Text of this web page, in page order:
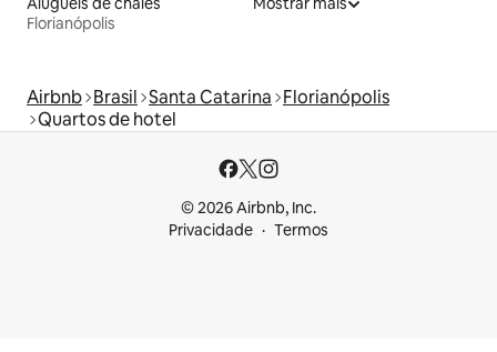
Florianópolis
Airbnb Brasil Santa Catarina Florianópolis
Quartos de hotel
© 2026 Airbnb, Inc.
Privacidade
Termos